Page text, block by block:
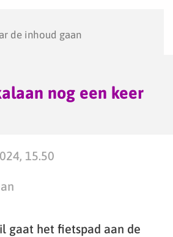
de inhoud gaan
nog een keer
15.50
gaat het fietspad aan de